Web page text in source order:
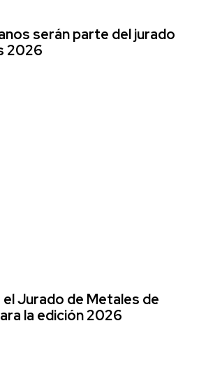
serán parte del jurado
2026
el Jurado de Metales de
la edición 2026